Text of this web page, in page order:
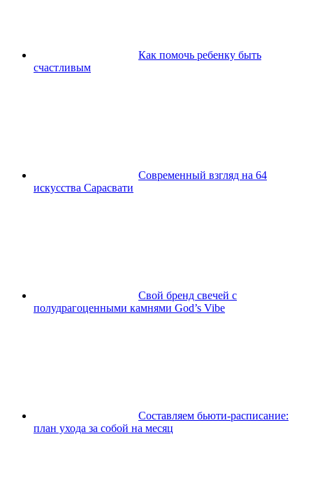
Как помочь ребенку быть
счастливым
Современный взгляд на 64
искусства Сарасвати
Свой бренд свечей с
полудрагоценными камнями God’s Vibe
Составляем бьюти-расписание:
план ухода за собой на месяц